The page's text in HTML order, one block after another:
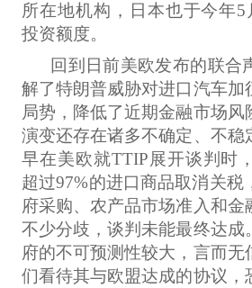
所在地机构，日本也于今年5
投资额度。
回到日前美欧发布的联合
解了特朗普威胁对进口汽车加
局势，降低了近期金融市场风
演变还存在诸多不确定、不稳
早在美欧就TTIP展开谈判时
超过97%的进口商品取消关税
府采购、农产品市场准入和金
不少分歧，谈判未能最终达成
府的不可预测性较大，言而无
们看待其与欧盟达成的协议，